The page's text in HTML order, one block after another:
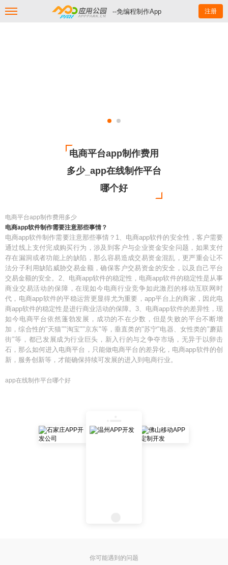
--免编程制作App 注册
电商平台app制作费用
多少_app在线制作平台
哪个好
电商平台app制作费用多少
电商app软件制作需要注意那些事情？
电商app软件制作需要注意那些事情？1、电商app软件的安全性，客户需要
通过线上支付完成购买行为，涉及到客户与企业资金安全问题，如果支付
存在漏洞或者功能上的缺陷，那么容易造成交易资金混乱，更严重会让不
法分子利用缺陷威胁交易金额，确保客户交易资金的安全，以及自己平台
交易金额的安全。2、电商app软件的稳定性，电商app软件的稳定性是从事
商业交易活动的保障，在现如今电商行业竞争如此激烈的移动互联网时
代，电商app软件的平稳运营更显得尤为重要，app平台上的商家，因此电
商app软件的稳定性是进行商业活动的保障。3、电商app软件的差异性，现
如今电商平台依然蓬勃发展，成功的不在少数，但是失败的平台不断增
加，综合性的"天猫""淘宝""京东"等，垂直类的"苏宁"电器、女性类的"蘑菇
街"等，都已发展成为行业巨头，新入行的与之争夺市场，无异于以卵击
石，那么如何进入电商平台，只能做电商平台的差异化，电商app软件的创
新，服务创新等，才能确保持续可发展的进入到电商行业。
app在线制作平台哪个好
你可能遇到的问题